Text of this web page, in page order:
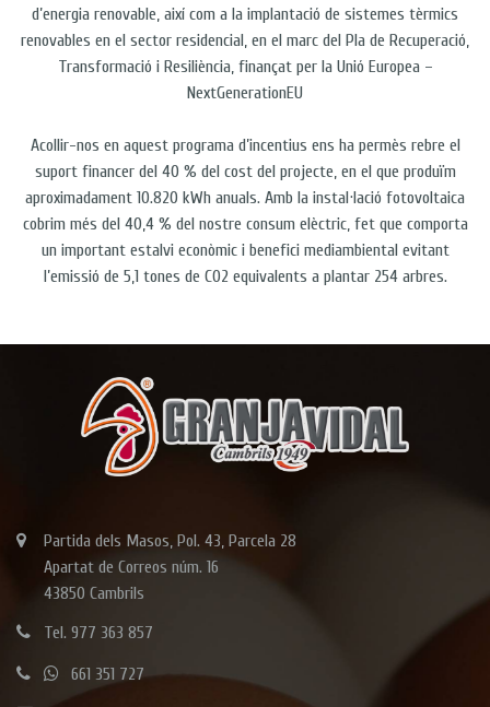
d’energia renovable, així com a la implantació de sistemes tèrmics
renovables en el sector residencial, en el marc del Pla de Recuperació,
Transformació i Resiliència, finançat per la Unió Europea –
NextGenerationEU
Acollir-nos en aquest programa d’incentius ens ha permès rebre el
suport financer del 40 % del cost del projecte, en el que produïm
aproximadament 10.820 kWh anuals. Amb la instal·lació fotovoltaica
cobrim més del 40,4 % del nostre consum elèctric, fet que comporta
un important estalvi econòmic i benefici mediambiental evitant
l’emissió de 5,1 tones de CO2 equivalents a plantar 254 arbres.
Partida dels Masos, Pol. 43, Parcela 28
Apartat de Correos núm. 16
43850 Cambrils
Tel. 977 363 857
661 351 727